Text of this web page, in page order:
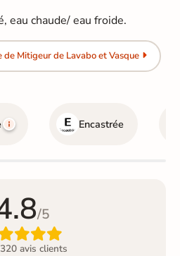
eau chaude/ eau froide.
Mitigeur de Lavabo et Vasque
Encastrée
/5
avis clients